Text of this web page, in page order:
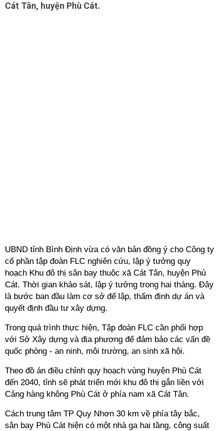
Cát Tân, huyện Phù Cát.
UBND tỉnh Bình Định vừa có văn bản đồng ý cho Công ty
cổ phần tập đoàn FLC nghiên cứu, lập ý tưởng quy
hoạch Khu đô thị sân bay thuộc xã Cát Tân, huyện Phù
Cát. Thời gian khảo sát, lập ý tưởng trong hai tháng. Đây
là bước ban đầu làm cơ sở để lập, thẩm định dự án và
quyết định đầu tư xây dựng.
Trong quá trình thực hiện, Tập đoàn FLC cần phối hợp
với Sở Xây dựng và địa phương để đảm bảo các vấn đề
quốc phòng - an ninh, môi trường, an sinh xã hội.
Theo đồ án điều chỉnh quy hoạch vùng huyện Phù Cát
đến 2040, tỉnh sẽ phát triển mới khu đô thị gắn liền với
Cảng hàng không Phù Cát ở phía nam xã Cát Tân.
Cách trung tâm TP Quy Nhơn 30 km về phía tây bắc,
sân bay Phù Cát hiện có một nhà ga hai tầng, công suất